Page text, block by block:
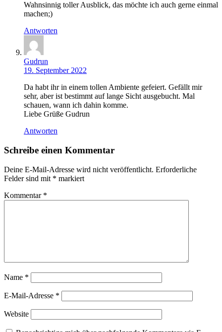
Wahnsinnig toller Ausblick, das möchte ich auch gerne einmal
machen;)
Antworten
Gudrun
19. September 2022
Da habt ihr in einem tollen Ambiente gefeiert. Gefällt mir
sehr, aber ist bestimmt auf lange Sicht ausgebucht. Mal
schauen, wann ich dahin komme.
Liebe Grüße Gudrun
Antworten
Schreibe einen Kommentar
Deine E-Mail-Adresse wird nicht veröffentlicht. Erforderliche
Felder sind mit * markiert
Kommentar *
Name *
E-Mail-Adresse *
Website